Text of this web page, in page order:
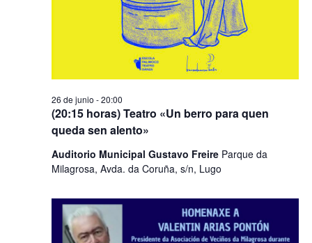
(20:15 horas) Teatro «Un berro para quen
queda sen alento»
26 de junio - 20:00
​Auditorio Municipal Gustavo Freire Parque da
Milagrosa, Avda. da Coruña, s/n, Lugo